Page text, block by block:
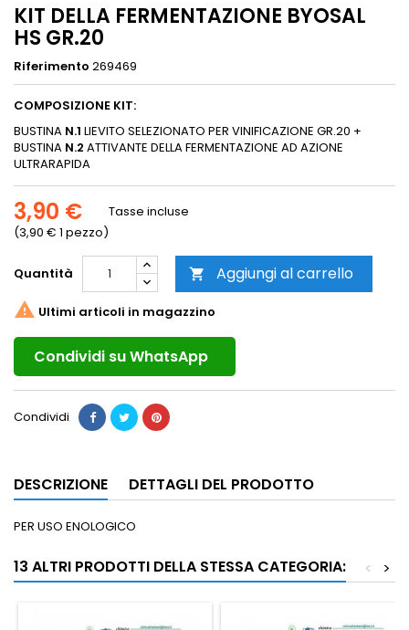
KIT DELLA FERMENTAZIONE BYOSAL
HS GR.20
Riferimento 269469
COMPOSIZIONE KIT:
BUSTINA N.1 LIEVITO SELEZIONATO PER VINIFICAZIONE GR.20 +
BUSTINA N.2 ATTIVANTE DELLA FERMENTAZIONE AD AZIONE
ULTRARAPIDA
3,90 €
(3,90 € 1 pezzo)
Tasse incluse
Quantità  Aggiungi al carrello
 Ultimi articoli in magazzino
Condividi su WhatsApp
Condividi
DESCRIZIONE DETTAGLI DEL PRODOTTO
PER USO ENOLOGICO
13 ALTRI PRODOTTI DELLA STESSA CATEGORIA: >
<